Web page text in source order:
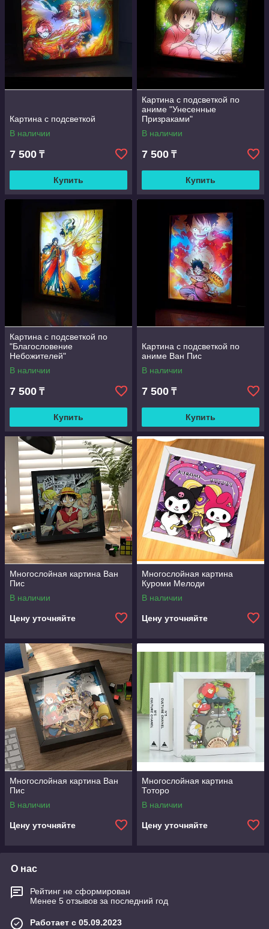
Картина с подсветкой
В наличии
7 500 ₸
Купить
Картина с подсветкой по
аниме "Унесенные
Призраками"
В наличии
7 500 ₸
Купить
Картина с подсветкой по
"Благословение
Небожителей"
В наличии
7 500 ₸
Купить
Картина с подсветкой по
аниме Ван Пис
В наличии
7 500 ₸
Купить
Многослойная картина Ван
Пис
В наличии
Цену уточняйте
Многослойная картина
Куроми Мелоди
В наличии
Цену уточняйте
Многослойная картина Ван
Пис
В наличии
Цену уточняйте
Многослойная картина
Тоторо
В наличии
Цену уточняйте
О нас
Рейтинг не сформирован
Менее 5 отзывов за последний год
Работает с 05.09.2023